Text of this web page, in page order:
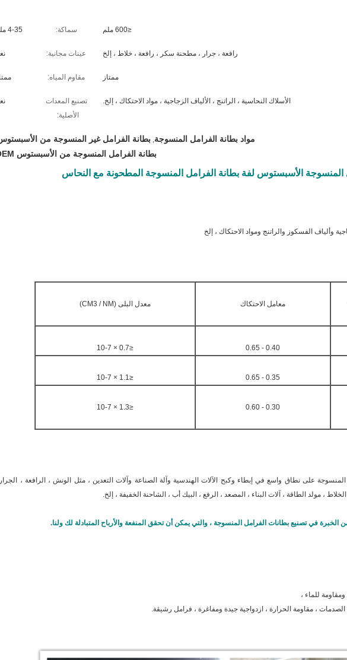
≤600 ملم سماكة: 4-35 ملم
رافعة ، جرار ، مطحنة سكر ، رافعة ، خلاط ، إلخ عينات مجانية:
ممتاز مقاوم المياه:
الأسلاك النحاسية ، الراتنج ، الألياف الزجاجية ، مواد الاحتكاك ، إلخ.
تصنيع المعدات
الأصلية:
مواد بطانة الفرامل المنسوجة, بطانة الفرامل غير المنسوجة من
بطانة الفرامل المنسوجة من الأسبستوس OEM
المنسوجة الأسبستوس لفة بطانة الفرامل المنسوجة المطحونة مع النحاس
معامل الاحتكاك معدل البلى (CM3 / NM)
0.40 - 0.65
≤0.7 × 10-7
0.35 - 0.65
≤1.1 × 10-7
0.30 - 0.60
≤1.3 × 10-7
على نطاق واسع في إبطاء وكبح الآلات الهندسية وآلة الصناعة وآلات التعدين ، مثل الونش ، الرافعة ،
، مولد الطاقة ، آلات البناء ، المصعد ، الرفع ، البيك أب ، الشاحنة الخفيفة ، إلخ.
للماء ،
الصدمات ، مقاومة الحرارة ، ازدواجية جيدة ومفاغرة ، فرامل رشيقة.